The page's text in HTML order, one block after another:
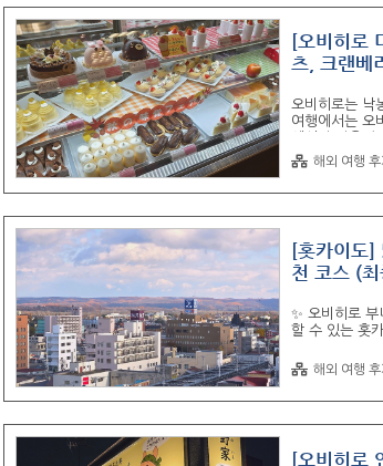
[오비히로
츠, 크랜베
오비히로는 낙
여행에서는 오
한 사연까지
면 롯카테이
너무 예뻐서
해외 여행
[홋카이도]
천 코스 (
✨ 오비히로
할 수 있는 홋
이 글에서는
🚗 2박 3일 추
하여 아이 컨
해외 여행
[오비히로